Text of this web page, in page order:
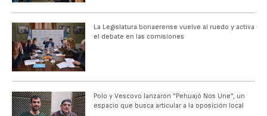
La Legislatura bonaerense vuelve al ruedo y activa
el debate en las comisiones
Polo y Vescovo lanzaron "Pehuajó Nos Une", un
espacio que busca articular a la oposición local